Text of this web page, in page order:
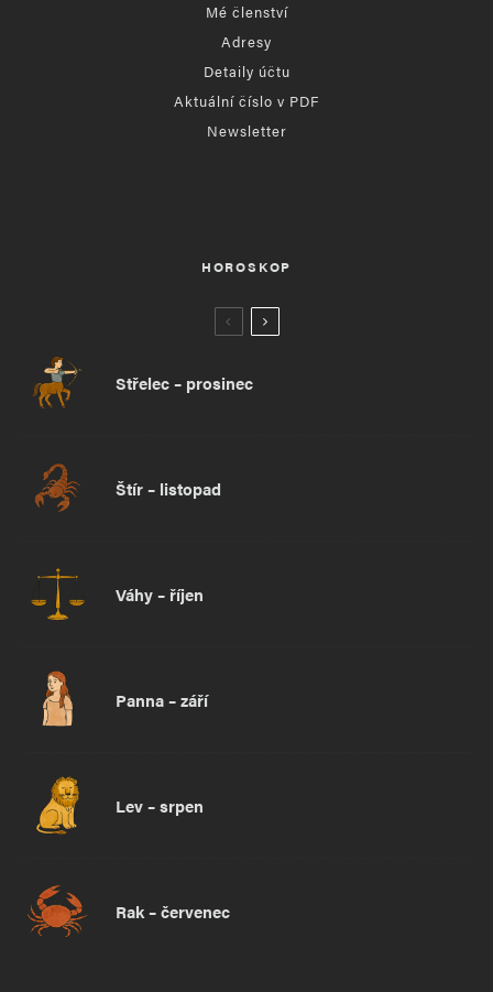
Mé členství
Adresy
Detaily účtu
Aktuální číslo v PDF
Newsletter
HOROSKOP
Střelec – prosinec
Štír – listopad
Váhy – říjen
Panna – září
Lev – srpen
Rak – červenec